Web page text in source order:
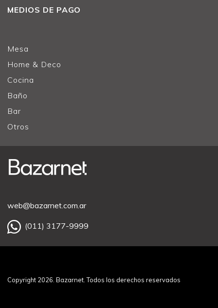
MEDIOS DE PAGO
Mesa
Home & Deco
Cocina
Baño
Bar
Otros
web@bazarnet.com.ar
(011) 3177-9999
Copyright 2026. Bazarnet. Todos los derechos reservados